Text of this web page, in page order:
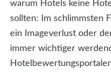
warum Hotels keine
sollten: Im schlimmsten
ein Imageverlust oder
immer wichtiger